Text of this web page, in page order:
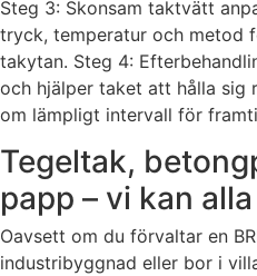
Steg 3: Skonsam taktvätt
tryck, temperatur och metod
takytan. Steg 4:
och hjälper taket att hålla sig
om lämpligt intervall för
Tegeltak,
papp – vi kan
Oavsett om du förvaltar en
industribyggnad eller bor i